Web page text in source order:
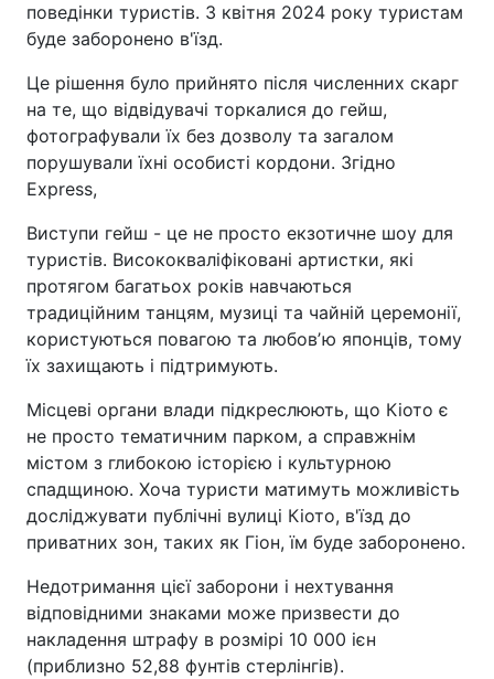
поведінки туристів. З квітня 2024 року туристам
буде заборонено в'їзд.
Це рішення було прийнято після численних скарг
на те, що відвідувачі торкалися до гейш,
фотографували їх без дозволу та загалом
порушували їхні особисті кордони. Згідно
Express,
Виступи гейш - це не просто екзотичне шоу для
туристів. Висококваліфіковані артистки, які
протягом багатьох років навчаються
традиційним танцям, музиці та чайній церемонії,
користуються повагою та любовʼю японців, тому
їх захищають і підтримують.
Місцеві органи влади підкреслюють, що Кіото є
не просто тематичним парком, а справжнім
містом з глибокою історією і культурною
спадщиною. Хоча туристи матимуть можливість
досліджувати публічні вулиці Кіото, в'їзд до
приватних зон, таких як Гіон, їм буде заборонено.
Недотримання цієї заборони і нехтування
відповідними знаками може призвести до
накладення штрафу в розмірі 10 000 ієн
(приблизно 52,88 фунтів стерлінгів).